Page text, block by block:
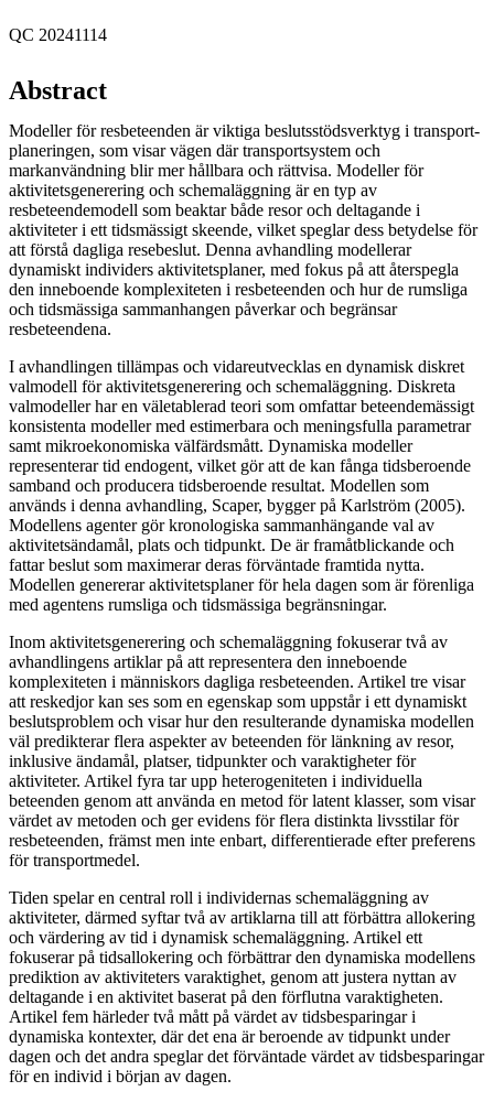
QC 20241114
Abstract
Modeller för resbeteenden är viktiga beslutsstödsverktyg i transport-
planeringen, som visar vägen där transportsystem och
markanvändning blir mer hållbara och rättvisa. Modeller för
aktivitetsgenerering och schemaläggning är en typ av
resbeteendemodell som beaktar både resor och deltagande i
aktiviteter i ett tidsmässigt skeende, vilket speglar dess betydelse för
att förstå dagliga resebeslut. Denna avhandling modellerar
dynamiskt individers aktivitetsplaner, med fokus på att återspegla
den inneboende komplexiteten i resbeteenden och hur de rumsliga
och tidsmässiga sammanhangen påverkar och begränsar
resbeteendena.
I avhandlingen tillämpas och vidareutvecklas en dynamisk diskret
valmodell för aktivitetsgenerering och schemaläggning. Diskreta
valmodeller har en väletablerad teori som omfattar beteendemässigt
konsistenta modeller med estimerbara och meningsfulla parametrar
samt mikroekonomiska välfärdsmått. Dynamiska modeller
representerar tid endogent, vilket gör att de kan fånga tidsberoende
samband och producera tidsberoende resultat. Modellen som
används i denna avhandling, Scaper, bygger på Karlström (2005).
Modellens agenter gör kronologiska sammanhängande val av
aktivitetsändamål, plats och tidpunkt. De är framåtblickande och
fattar beslut som maximerar deras förväntade framtida nytta.
Modellen genererar aktivitetsplaner för hela dagen som är förenliga
med agentens rumsliga och tidsmässiga begränsningar.
Inom aktivitetsgenerering och schemaläggning fokuserar två av
avhandlingens artiklar på att representera den inneboende
komplexiteten i människors dagliga resbeteenden. Artikel tre visar
att reskedjor kan ses som en egenskap som uppstår i ett dynamiskt
beslutsproblem och visar hur den resulterande dynamiska modellen
väl predikterar flera aspekter av beteenden för länkning av resor,
inklusive ändamål, platser, tidpunkter och varaktigheter för
aktiviteter. Artikel fyra tar upp heterogeniteten i individuella
beteenden genom att använda en metod för latent klasser, som visar
värdet av metoden och ger evidens för flera distinkta livsstilar för
resbeteenden, främst men inte enbart, differentierade efter preferens
för transportmedel.
Tiden spelar en central roll i individernas schemaläggning av
aktiviteter, därmed syftar två av artiklarna till att förbättra allokering
och värdering av tid i dynamisk schemaläggning. Artikel ett
fokuserar på tidsallokering och förbättrar den dynamiska modellens
prediktion av aktiviteters varaktighet, genom att justera nyttan av
deltagande i en aktivitet baserat på den förflutna varaktigheten.
Artikel fem härleder två mått på värdet av tidsbesparingar i
dynamiska kontexter, där det ena är beroende av tidpunkt under
dagen och det andra speglar det förväntade värdet av tidsbesparingar
för en individ i början av dagen.